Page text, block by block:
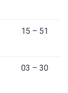
15 – 51
03 – 30